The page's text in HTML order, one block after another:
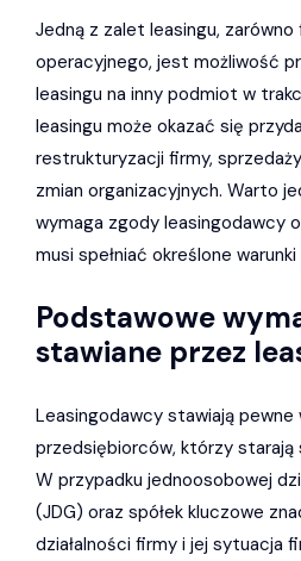
Jedną z zalet leasingu, zarówno
operacyjnego, jest możliwość
leasingu na inny podmiot w
leasingu może okazać się
restrukturyzacji firmy,
zmian organizacyjnych. Warto
wymaga zgody leasingodawcy
musi spełniać określone
Podstawowe
stawiane przez
Leasingodawcy stawiają pewne
przedsiębiorców, którzy starają
W przypadku jednoosobowej
(JDG) oraz spółek kluczowe
działalności firmy i jej sytuacja